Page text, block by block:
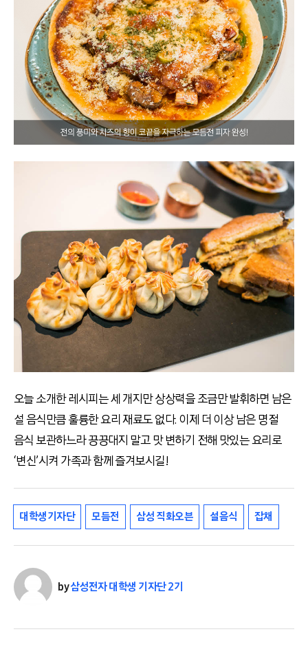
오늘 소개한 레시피는 세 개지만 상상력을 조금만 발휘하면 남은
설 음식만큼 훌륭한 요리 재료도 없다. 이제 더 이상 남은 명절
음식 보관하느라 끙끙대지 말고 맛 변하기 전해 맛있는 요리로
‘변신’시켜 가족과 함께 즐겨보시길!
대학생기자단 모듬전 삼성 직화오븐 설음식 잡채
by삼성전자 대학생 기자단 2기